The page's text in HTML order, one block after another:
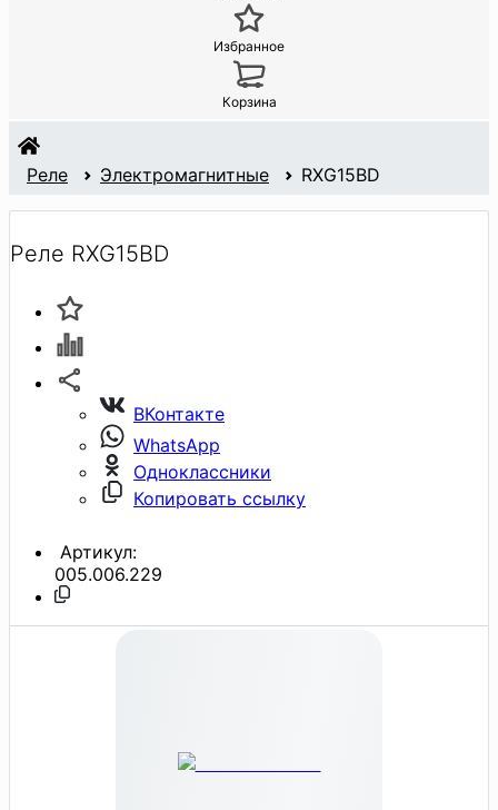
Избранное
Корзина
Реле Электромагнитные RXG15BD
Реле RXG15BD
ВКонтакте
WhatsApp
Одноклассники
Копировать ссылку
Артикул:
005.006.229